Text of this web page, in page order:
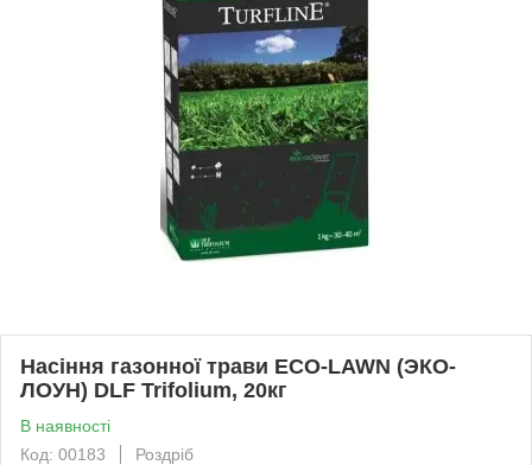
Насіння газонної трави ECO-LAWN (ЭКО-
ЛОУН) DLF Trifolium, 20кг
В наявності
Код: 00183
Роздріб